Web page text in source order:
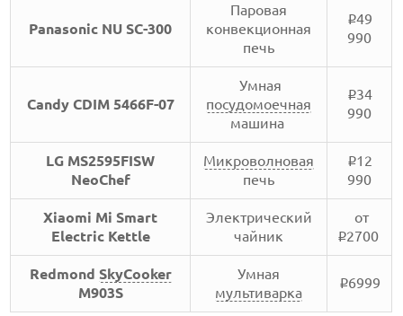
Panasonic NU SC-300
Паровая
конвекционная
печь
i49
990
Candy CDIM 5466F-07
Умная
посудомоечная
машина
i34
990
LG MS2595FISW
NeoChef
Микроволновая
печь
i12
990
Xiaomi Mi Smart
Electric Kettle
Электрический
чайник
от
i2700
Redmond SkyCooker
M903S
Умная
мультиварка
i6999